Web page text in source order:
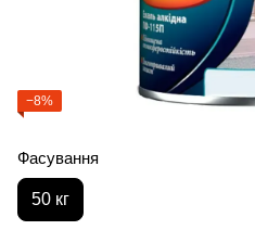
−8%
Фасування
50 кг